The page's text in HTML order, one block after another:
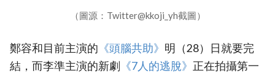
（圖源：Twitter@kkoji_yh截圖）
鄭容和目前主演的 ‎《頭腦共助》‎ 明（28）日就要完
結，而李準主演的新劇 ‎《7人的逃脫》‎ 正在拍攝第一